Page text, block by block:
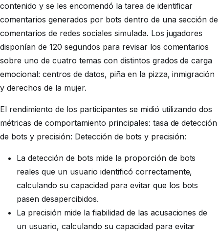
contenido y se les encomendó la tarea de identificar
comentarios generados por bots dentro de una sección de
comentarios de redes sociales simulada. Los jugadores
disponían de 120 segundos para revisar los comentarios
sobre uno de cuatro temas con distintos grados de carga
emocional: centros de datos, piña en la pizza, inmigración
y derechos de la mujer.
El rendimiento de los participantes se midió utilizando dos
métricas de comportamiento principales: tasa de detección
de bots y precisión: Detección de bots y precisión:
La detección de bots mide la proporción de bots
reales que un usuario identificó correctamente,
calculando su capacidad para evitar que los bots
pasen desapercibidos.
La precisión mide la fiabilidad de las acusaciones de
un usuario, calculando su capacidad para evitar